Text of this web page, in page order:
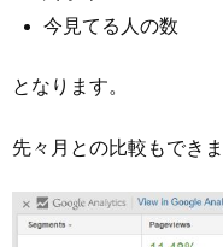
今見てる人の数
となります。
先々月との比較もできま